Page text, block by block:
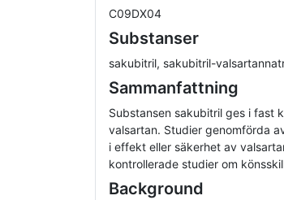
C09DX04
Substanser
sakubitril, sakubitril-
Sammanfattning
Substansen sakubitril ges i fast
valsartan. Studier genomförda
i effekt eller säkerhet av
kontrollerade studier om
Background